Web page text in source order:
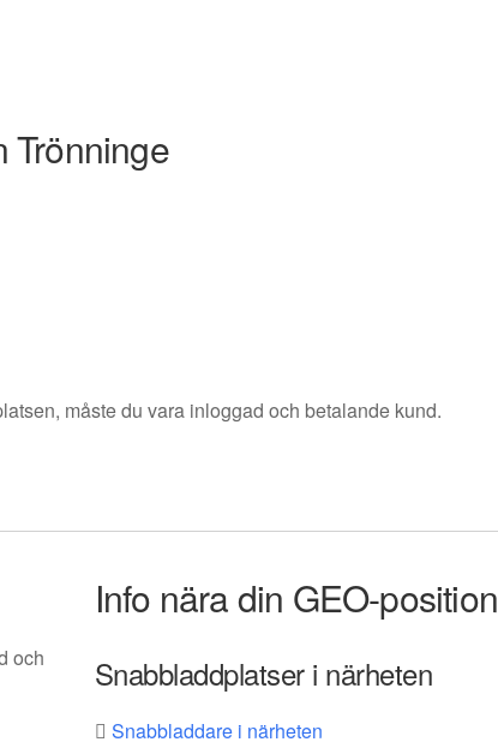
Trönninge
måste du vara inloggad och betalande kund.
och
Info nära din GEO-position
Snabbladdplatser i närheten
Snabbladdare i närheten